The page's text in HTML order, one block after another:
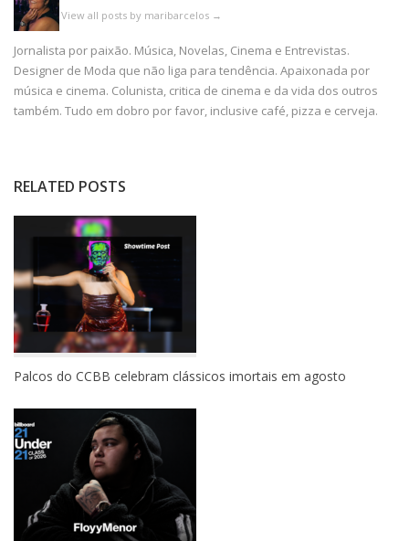
View all posts by maribarcelos →
Jornalista por paixão. Música, Novelas, Cinema e Entrevistas.
Designer de Moda que não liga para tendência. Apaixonada por
música e cinema. Colunista, critica de cinema e da vida dos outros
também. Tudo em dobro por favor, inclusive café, pizza e cerveja.
RELATED POSTS
Palcos do CCBB celebram clássicos imortais em agosto